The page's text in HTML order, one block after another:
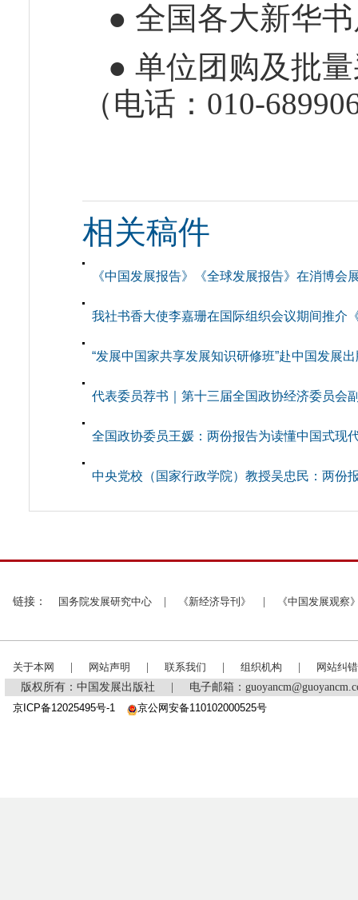
● 全国各大新华
● 单位团购及批
（电话：010-
相关稿件
《中国发展报告》《全球发展报告》在消博会
我社书香大使李嘉珊在国际组织会议期间推介
“发展中国家共享发展知识研修班”赴中国发展
代表委员荐书｜第十三届全国政协经济委员会
全国政协委员王媛：两份报告为读懂中国式现
中央党校（国家行政学院）教授吴忠民：两份
链接： 国务院发展研究中心 《新经济导刊》 《中国发展观察
关于本网 网站声明 联系我们 组织机构
网站纠错
版权所有：中国发展出版社
电子邮箱：
京ICP备12025495号-1
京公网安备110102000525号